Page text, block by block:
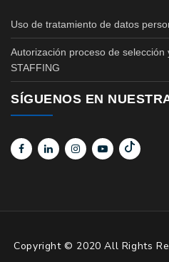
Uso de tratamiento de datos
Autorización proceso de selección
STAFFING
SÍGUENOS EN
Copyright © 2020 All Rights